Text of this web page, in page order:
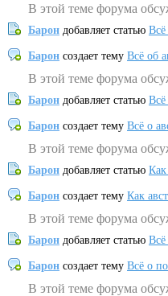
В этой теме форума
Барон добавляет статью Всё
Барон создает тему Всё об
В этой теме форума
Барон добавляет статью Всё
Барон создает тему Всё о
В этой теме форума
Барон добавляет статью Как
Барон создает тему Как
В этой теме форума
Барон добавляет статью Всё
Барон создает тему Всё о
В этой теме форума